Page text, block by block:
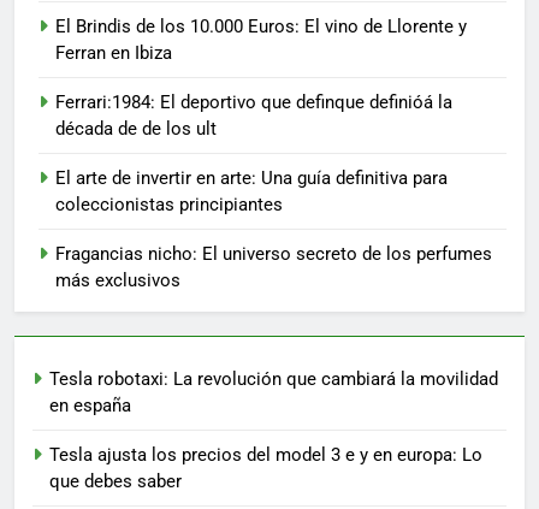
El Brindis de los 10.000 Euros: El vino de Llorente y
Ferran en Ibiza
Ferrari:1984: El deportivo que definque definióá la
década de de los ult
El arte de invertir en arte: Una guía definitiva para
coleccionistas principiantes
Fragancias nicho: El universo secreto de los perfumes
más exclusivos
Tesla robotaxi: La revolución que cambiará la movilidad
en españa
Tesla ajusta los precios del model 3 e y en europa: Lo
que debes saber